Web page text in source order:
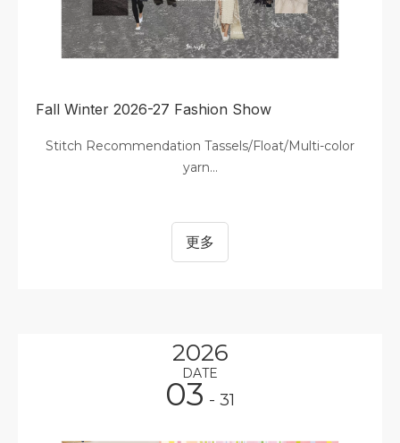
Fall Winter 2026-27 Fashion Show
Stitch Recommendation Tassels/Float/Multi-color
yarn...
更多
2026
DATE
03 - 31